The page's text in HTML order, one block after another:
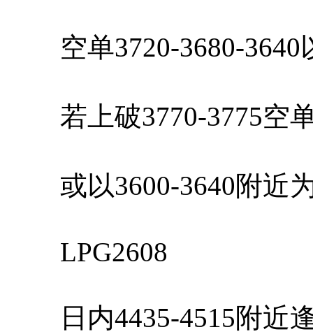
空单3720-3680-3640
若上破3770-3775空
或以3600-3640附近
LPG2608
日内4435-4515附近